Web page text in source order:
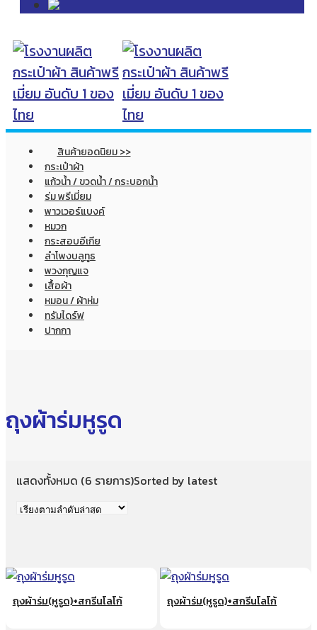
สินค้ายอดนิยม >>
กระเป๋าผ้า
แก้วน้ำ / ขวดน้ำ / กระบอกน้ำ
ร่ม พรีเมี่ยม
พาวเวอร์แบงค์
หมวก
กระสอบอีเกีย
ลำโพงบลูทูธ
พวงกุญแจ
เสื้อผ้า
หมอน / ผ้าห่ม
ทรัมไดร์ฟ
ปากกา
ถุงผ้าร่มหูรูด
แสดงทั้งหมด (6 รายการ)Sorted by latest
ถุงผ้าร่ม(หูรูด)+สกรีนโลโก้ ถุงผ้าร่ม(หูรูด)+สกรีนโลโก้